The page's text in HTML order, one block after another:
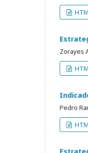
Zorayes
Pedro